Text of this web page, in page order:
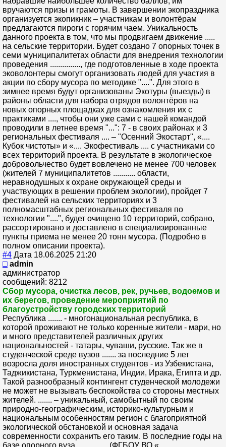
вручаются призы и грамоты. В завершении экопраздника
организуется экопикник – участникам и волонтёрам
предлагаются пироги с горячим чаем. Уникальность
данного проекта в том, что мы продвигаем движение .....
на сельские территории. Будет создано 7 опорных точек в
семи муниципалитетах области для внедрения технологии
проведения ..............., где подготовленные в ходе проекта
эковолонтеры смогут организовать людей для участия в
акции по сбору мусора по методике "....". Для этого в
зимнее время будут организованы Экотуры (выезды) в
районы области для набора отрядов волонтёров на
новых опорных площадках для ознакомления их с
практиками ...., чтобы они уже сами с нашей командой
проводили в летнее время "...": 7 - в своих районах и 3
региональных фестиваля .... – "Осенний Экостарт", «....
Кубок чистоты» и «.... Экофестиваль .... с участниками со
всех территорий проекта. В результате в экологическое
добровольчество будет вовлечено не менее 700 человек
(жителей 7 муниципалитетов ........... области,
неравнодушных к охране окружающей среды и
участвующих в решении проблем экологии), пройдет 7
фестивалей на сельских территориях и 3
полномасштабных региональных фестиваля по
технологии "....", будет очищено 10 территорий, собрано,
рассортировано и доставлено в специализированные
пункты приема не менее 20 тонн мусора. (Подробно в
полном описании проекта).
#4 Дата 18.06.2025 21:20
□ admin
администратор
сообщений: 8212
Сбор мусора, очистка лесов, рек, ручьев, водоемов и
их берегов, проведение мероприятий по
благоустройству городских территорий
Республика ....... - многонациональная республика, в
которой проживают не только коренные жители - мари, но
и много представителей различных других
национальностей - татары, чуваши, русские. Так же в
студенческой среде вузов ....... за последние 5 лет
возросла доля иностранных студентов - из Узбекистана,
Таджикистана, Туркменистана, Индии, Ирака, Египта и др.
Такой разнообразный контингент студенческой молодежи
не может не вызывать беспокойства со стороны местных
жителей. ....... – уникальный, самобытный по своим
природно-географическим, историко-культурным и
национальным особенностям регион с благоприятной
экологической обстановкой и основная задача
современности сохранить его таким. В последние годы на
базе опорного вуза ....... ....... (ФГБОУ ВО « .......